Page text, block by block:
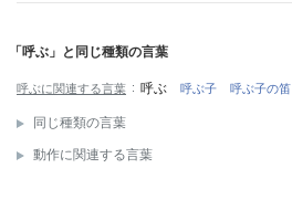
「呼ぶ」と同じ種類の言葉
呼ぶに関連する言葉 呼ぶ 呼ぶ子 呼ぶ子の笛
同じ種類の言葉
動作に関連する言葉